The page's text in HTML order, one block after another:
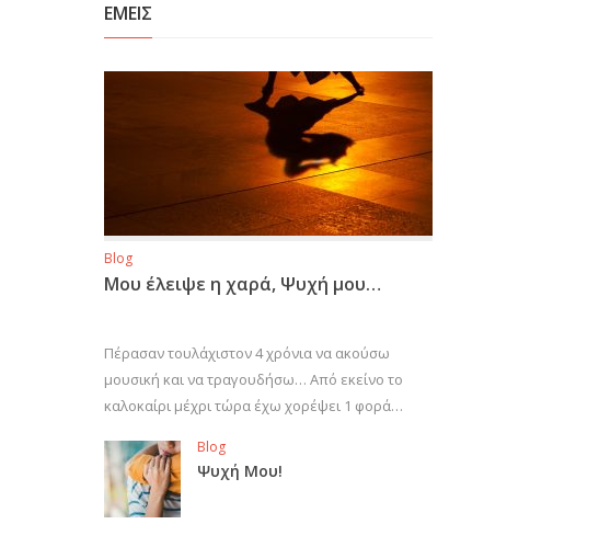
ΕΜΕΙΣ
Blog
Μου έλειψε η χαρά, Ψυχή μου…
Πέρασαν τουλάχιστον 4 χρόνια να ακούσω
μουσική και να τραγουδήσω… Από εκείνο το
καλοκαίρι μέχρι τώρα έχω χορέψει 1 φορά…
Blog
Ψυχή Μου!